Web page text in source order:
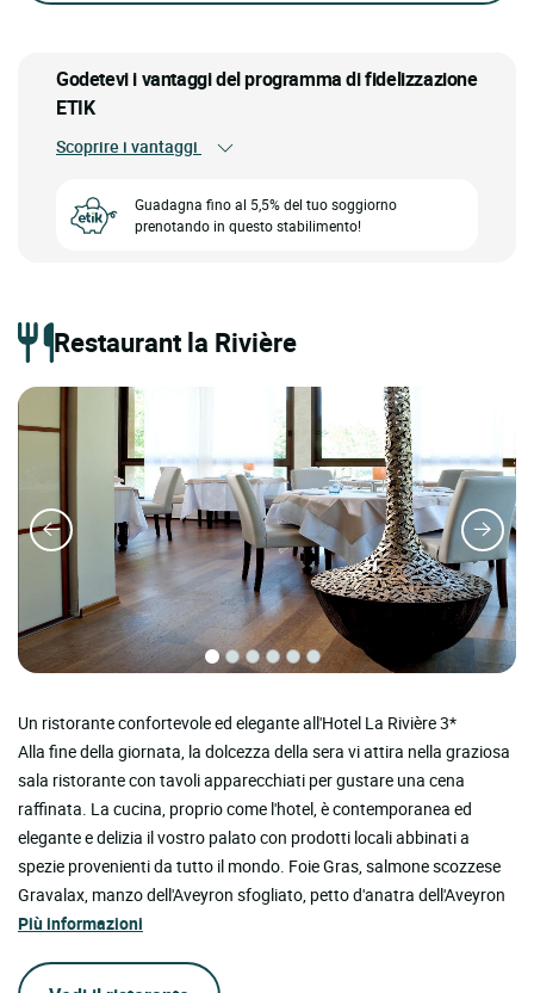
Godetevi i vantaggi del programma di fidelizzazione
ETIK
Scoprire i vantaggi
Guadagna fino al 5,5% del tuo soggiorno
prenotando in questo stabilimento!
Restaurant la Rivière
Un ristorante confortevole ed elegante all'Hotel La Rivière 3*
Alla fine della giornata, la dolcezza della sera vi attira nella graziosa
sala ristorante con tavoli apparecchiati per gustare una cena
raffinata. La cucina, proprio come l'hotel, è contemporanea ed
elegante e delizia il vostro palato con prodotti locali abbinati a
spezie provenienti da tutto il mondo. Foie Gras, salmone scozzese
Gravalax, manzo dell'Aveyron sfogliato, petto d'anatra dell'Aveyron
Più informazioni